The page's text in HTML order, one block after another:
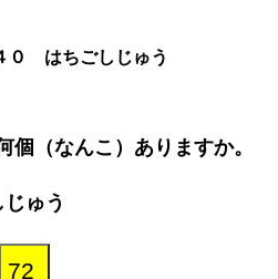
０ はちごしじゅう
個（なんこ）ありますか。
ゅう